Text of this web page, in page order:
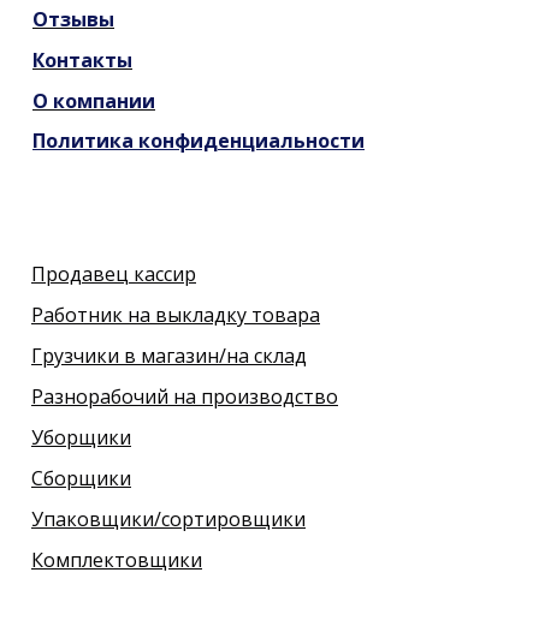
Политика конфиденциальности
Комплектовщики
Упаковщики/сортировщики
Сборщики
Уборщики
Разнорабочий на производство
Грузчики в магазин/на склад
Работник на выкладку товара
Продавец кассир
О компании
Контакты
Отзывы